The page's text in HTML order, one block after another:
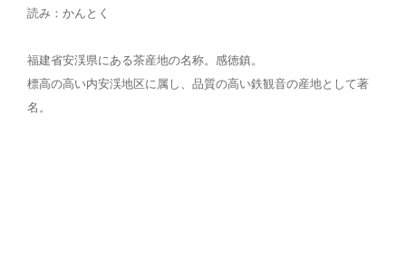
読み：かんとく
福建省安渓県にある茶産地の名称。感徳鎮。
標高の高い内安渓地区に属し、品質の高い鉄観音の産地として著
名。